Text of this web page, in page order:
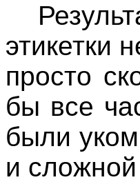
этикетки
просто
бы все
были
и